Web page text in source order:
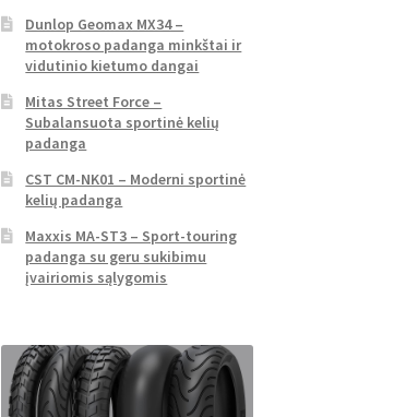
Dunlop Geomax MX34 –
motokroso padanga minkštai ir
vidutinio kietumo dangai
Mitas Street Force –
Subalansuota sportinė kelių
padanga
CST CM-NK01 – Moderni sportinė
kelių padanga
Maxxis MA-ST3 – Sport-touring
padanga su geru sukibimu
įvairiomis sąlygomis